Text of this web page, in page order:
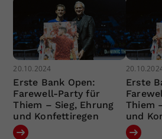
20.10.2024
Erste Bank Open:
Farewell-Party für
Thiem – Sieg, Ehrung
und Konfettiregen
Erste
Thiem
und